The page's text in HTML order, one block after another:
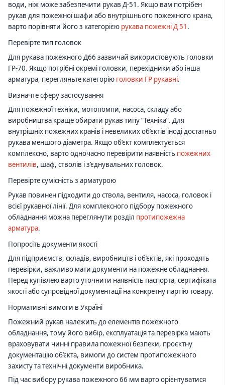
води, ніж може забезпечити рукав Д-51. Якщо вам потрібен
рукав для пожежної шафи або внутрішнього пожежного крана,
варто порівняти його з категорією рукава пожежні Д 51 .
Перевірте тип головок
Для рукава пожежного Д66 зазвичай використовують головки
ГР-70. Якщо потрібні окремі головки, перехідники або інша
арматура, перегляньте категорію головки ГР рукавні.
Визначте сферу застосування
Для пожежної техніки, мотопомпи, насоса, складу або
виробництва краще обирати рукав типу “Техніка”. Для
внутрішніх пожежних кранів і невеликих об’єктів іноді достатньо
рукава меншого діаметра. Якщо об’єкт комплектується
комплексно, варто одночасно перевірити наявність пожежних
вентилів, шаф, стволів і з’єднувальних головок.
Перевірте сумісність з арматурою
Рукав повинен підходити до ствола, вентиля, насоса, головок і
всієї рукавної лінії. Для комплексного підбору пожежного
обладнання можна переглянути розділ протипожежна
арматура.
Попросіть документи якості
Для підприємств, складів, виробництв і об’єктів, які проходять
перевірки, важливо мати документи на пожежне обладнання.
Перед купівлею варто уточнити наявність паспорта, сертифіката
якості або супровідної документації на конкретну партію товару.
Нормативні вимоги в Україні
Пожежний рукав належить до елементів пожежного
обладнання, тому його вибір, експлуатація та перевірка мають
враховувати чинні правила пожежної безпеки, проєктну
документацію об’єкта, вимоги до систем протипожежного
захисту та технічні документи виробника.
Під час вибору рукава пожежного 66 мм варто орієнтуватися